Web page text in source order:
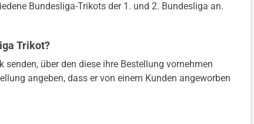
Bundesliga-Trikots der 1. und 2. Bundesliga an.
Trikot?
über den diese ihre Bestellung vornehmen
angeben, dass er von einem Kunden angeworben